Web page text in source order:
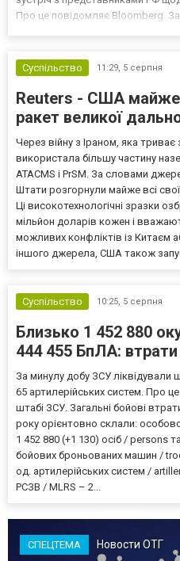
Про це повідомляє Bloomberg.
Суспільство
11:29, 5 серпня
Reuters - США майже
ракет великої
Через війну з Іраном, яка
використала більшу частину
ATACMS і PrSM. За словами
Штати розгорнули майже всі
Ці високотехнологічні зразки
мільйон доларів кожен і
можливих конфліктів із Китаєм
іншого джерела, США також
Суспільство 10:25, 5 серпня
Близько 1 452 880
444 455 БпЛА:
За минулу добу ЗСУ ліквідували
65 артилерійських систем. Про
штабі ЗСУ. Загальні бойові
року орієнтовно склали:
1 452 880 (+1 130) осіб / persons
бойових броньованих машин /
од. артилерійських систем /
РСЗВ / MLRS – 2...
СПЕЦТЕМА Новости ОТГ